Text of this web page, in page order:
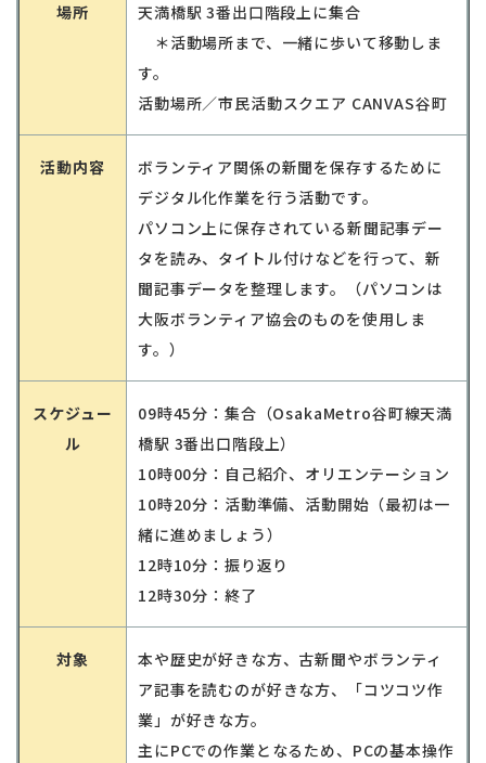
場所
天満橋駅 3番出口階段上に集合
＊活動場所まで、一緒に歩いて移動しま
す。
活動場所／市民活動スクエア CANVAS谷町
活動内容
ボランティア関係の新聞を保存するために
デジタル化作業を行う活動です。
パソコン上に保存されている新聞記事デー
タを読み、タイトル付けなどを行って、新
聞記事データを整理します。（パソコンは
大阪ボランティア協会のものを使用しま
す。）
スケジュー
ル
09時45分：集合（OsakaMetro谷町線天満
橋駅 3番出口階段上）
10時00分：自己紹介、オリエンテーション
10時20分：活動準備、活動開始（最初は一
緒に進めましょう）
12時10分：振り返り
12時30分：終了
対象
本や歴史が好きな方、古新聞やボランティ
ア記事を読むのが好きな方、「コツコツ作
業」が好きな方。
主にPCでの作業となるため、 PCの基本操作